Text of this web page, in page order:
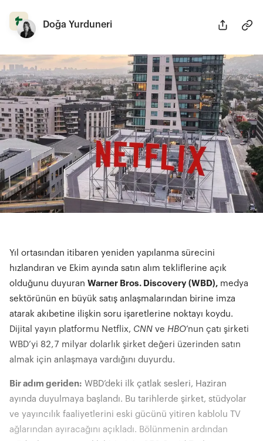
Doğa Yurduneri
Yıl ortasından itibaren yeniden yapılanma sürecini
hızlandıran ve Ekim ayında satın alım tekliflerine açık
olduğunu duyuran Warner Bros. Discovery (WBD), medya
sektörünün en büyük satış anlaşmalarından birine imza
atarak akıbetine ilişkin soru işaretlerine noktayı koydu.
Dijital yayın platformu Netflix, CNN ve HBO’nun çatı şirketi
WBD’yi 82,7 milyar dolarlık şirket değeri üzerinden satın
almak için anlaşmaya vardığını duyurdu.
Bir adım geriden: WBD’deki ilk çatlak sesleri, Haziran
ayında duyulmaya başlandı. Bu tarihlerde şirket, stüdyolar
ve yayıncılık faaliyetlerini eski gücünü yitiren kablolu TV
ağlarından ayıracağını açıkladı. Bölünmenin ardından